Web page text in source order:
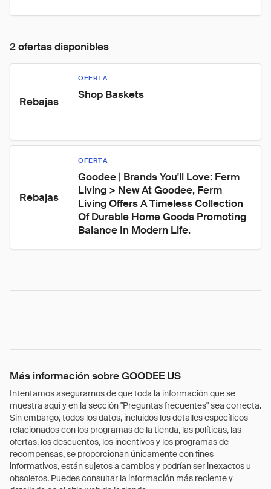
2 ofertas disponibles
Rebajas
OFERTA
Shop Baskets
Rebajas
OFERTA
Goodee | Brands You'll Love: Ferm
Living > New At Goodee, Ferm
Living Offers A Timeless Collection
Of Durable Home Goods Promoting
Balance In Modern Life.
Más información sobre GOODEE US
Intentamos asegurarnos de que toda la información que se
muestra aquí y en la sección "Preguntas frecuentes" sea correcta.
Sin embargo, todos los datos, incluidos los detalles específicos
relacionados con los programas de la tienda, las políticas, las
ofertas, los descuentos, los incentivos y los programas de
recompensas, se proporcionan únicamente con fines
informativos, están sujetos a cambios y podrían ser inexactos u
obsoletos. Puedes consultar la información más reciente y